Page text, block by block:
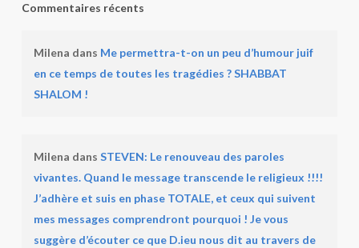
Commentaires récents
Milena dans Me permettra-t-on un peu d’humour juif
en ce temps de toutes les tragédies ? SHABBAT
SHALOM !
Milena dans STEVEN: Le renouveau des paroles
vivantes. Quand le message transcende le religieux !!!!
J’adhère et suis en phase TOTALE, et ceux qui suivent
mes messages comprendront pourquoi ! Je vous
suggère d’écouter ce que D.ieu nous dit au travers de